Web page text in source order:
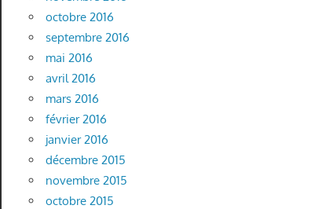
octobre 2016
septembre 2016
mai 2016
avril 2016
mars 2016
février 2016
janvier 2016
décembre 2015
novembre 2015
octobre 2015